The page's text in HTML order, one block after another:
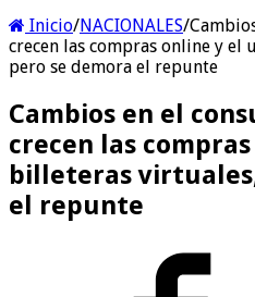
Inicio/NACIONALES/
crecen las compras online y el
pero se demora el repunte
Cambios en el
crecen las
billeteras
el repunte